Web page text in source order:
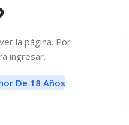
la página. Por
ingresar.
De 18 Años